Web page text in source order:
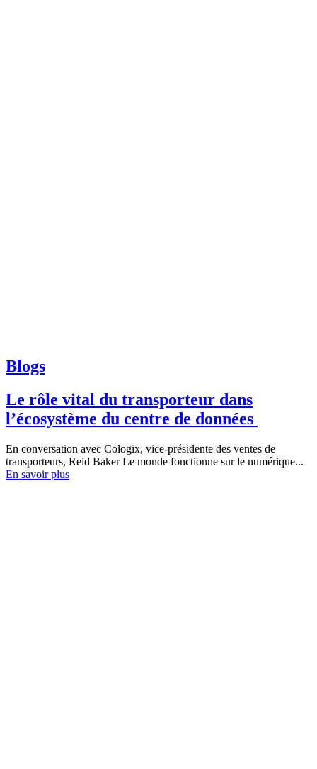
Blogs
Le rôle vital du transporteur dans
l’écosystème du centre de données
En conversation avec Cologix, vice-présidente des ventes de
transporteurs, Reid Baker Le monde fonctionne sur le numérique...
En savoir plus